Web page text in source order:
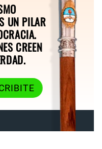
UN PILAR
CREEN